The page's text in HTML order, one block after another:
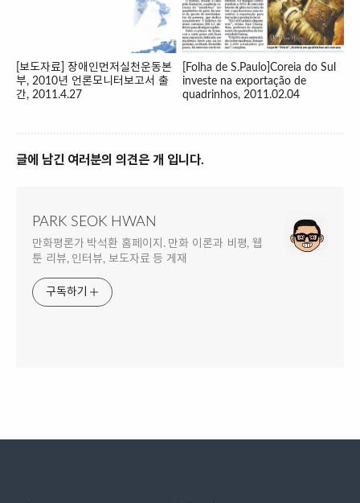
[보도자료] 장애인먼저실천운동본
부, 2010년 언론모니터보고서 출
간, 2011.4.27
[Folha de S.Paulo]Coreia do Sul
investe na exportação de
quadrinhos, 2011.02.04
글에 남긴 여러분의 의견은 개 입니다.
PARK SEOK HWAN
만화평론가 박석환 홈페이지. 만화 이론과 비평, 웹
툰 리뷰, 인터뷰, 보도자료 등 게재
구독하기